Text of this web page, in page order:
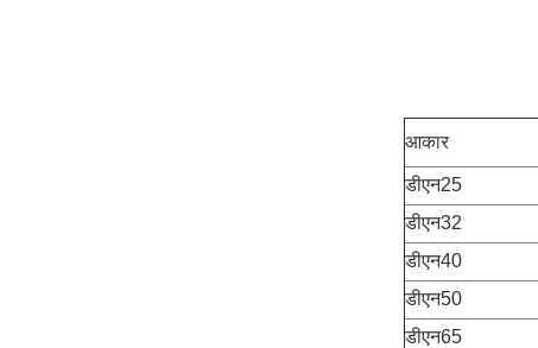
आकार
डीएन25
डीएन32
डीएन40
डीएन50
डीएन65